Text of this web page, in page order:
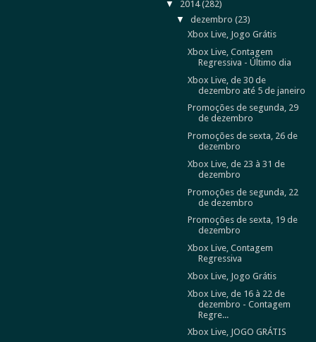
▼ 2014(282)
▼dezembro(23)
Xbox Live, Jogo Grátis
Xbox Live, Contagem
Regressiva - Último dia
Xbox Live, de 30 de
dezembro até 5 de janeiro
Promoções de segunda, 29
de dezembro
Promoções de sexta, 26 de
dezembro
Xbox Live, de 23 à 31 de
dezembro
Promoções de segunda, 22
de dezembro
Promoções de sexta, 19 de
dezembro
Xbox Live, Contagem
Regressiva
Xbox Live, Jogo Grátis
Xbox Live, de 16 à 22 de
dezembro - Contagem
Regre...
Xbox Live, JOGO GRÁTIS